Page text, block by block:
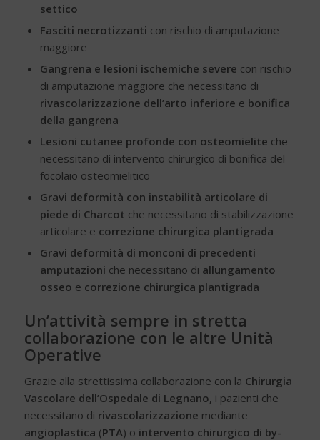
settico
Fasciti necrotizzanti con rischio di amputazione
maggiore
Gangrena e lesioni ischemiche severe con rischio
di amputazione maggiore che necessitano di
rivascolarizzazione dell’arto inferiore e bonifica
della gangrena
Lesioni cutanee profonde con osteomielite che
necessitano di intervento chirurgico di bonifica del
focolaio osteomielitico
Gravi deformità con instabilità articolare di
piede di Charcot che necessitano di stabilizzazione
articolare e correzione chirurgica plantigrada
Gravi deformità di monconi di precedenti
amputazioni che necessitano di allungamento
osseo e correzione chirurgica plantigrada
Un’attività sempre in stretta
collaborazione con le altre Unità
Operative
Grazie alla strettissima collaborazione con la Chirurgia
Vascolare dell’Ospedale di Legnano, i pazienti che
necessitano di rivascolarizzazione mediante
angioplastica (PTA) o intervento chirurgico di by-